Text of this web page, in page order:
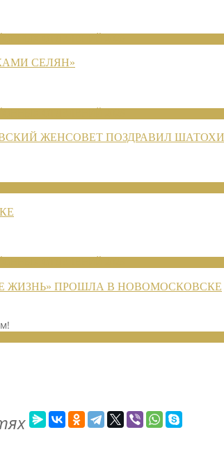
СЕЛЯН»
ЖЕНСОВЕТ ПОЗДРАВИЛ
ЖИЗНЬ» ПРОШЛА В НОВОМОСКОВСКЕ